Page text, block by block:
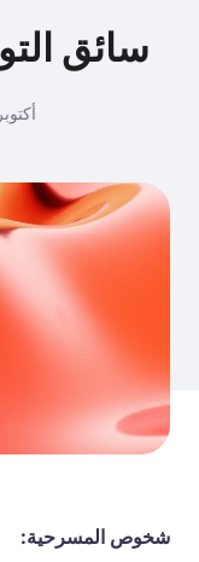
سائق
أكتوبر 29, 2019 | by alamiry
شخوص المسرحية: